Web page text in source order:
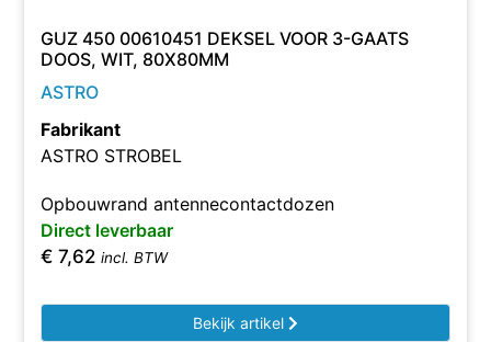
GUZ 450 00610451 DEKSEL VOOR 3-GAATS
DOOS, WIT, 80X80MM
ASTRO
Fabrikant
ASTRO STROBEL
Opbouwrand antennecontactdozen
Direct leverbaar
€ 7,62 incl. BTW
Bekijk artikel